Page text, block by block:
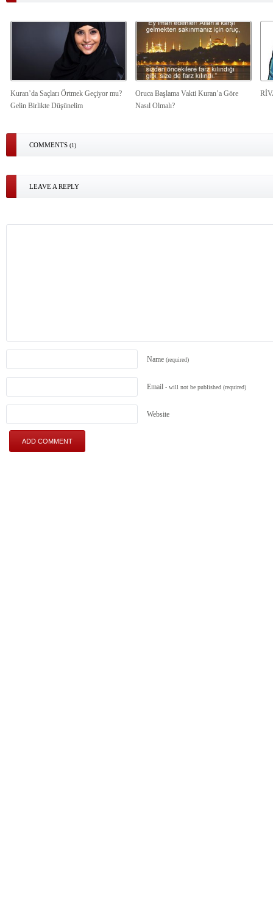
Kuran’da Saçları Örtmek Geçiyor mu?
Gelin Birlikte Düşünelim
Oruca Başlama Vakti Kuran’a Göre
Nasıl Olmalı?
COMMENTS (1)
LEAVE A REPLY
Name (required)
Email - will not be published (required)
Website